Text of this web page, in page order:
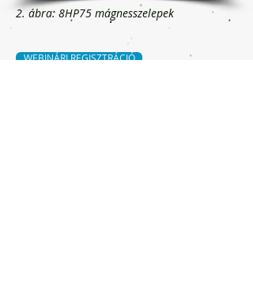
2. ábra: 8HP75 mágnesszelepek
WEBINÁRI REGISZTRÁCIÓ